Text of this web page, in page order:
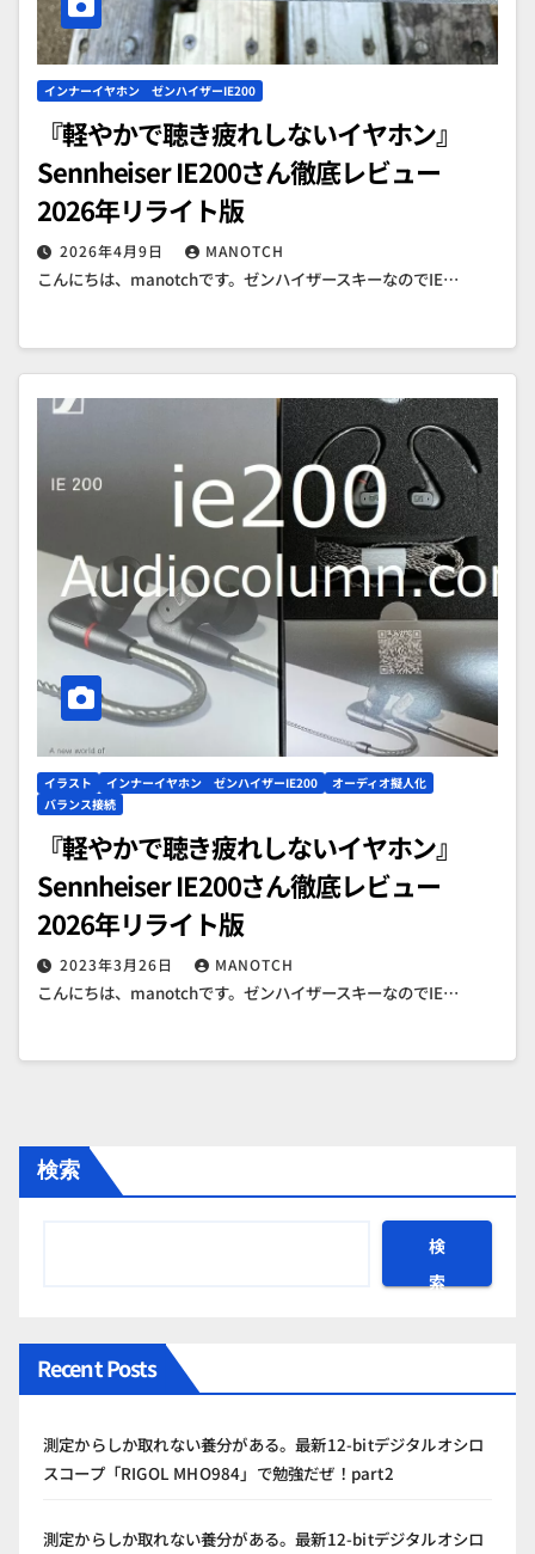
インナーイヤホン ゼンハイザーIE200
『軽やかで聴き疲れしないイヤホン』
Sennheiser IE200さん徹底レビュー
2026年リライト版
2026年4月9日 MANOTCH
こんにちは、manotchです。ゼンハイザースキーなのでIE…
イラスト インナーイヤホン ゼンハイザーIE200
オーディオ擬人化
バランス接続
『軽やかで聴き疲れしないイヤホン』
Sennheiser IE200さん徹底レビュー
2026年リライト版
2023年3月26日 MANOTCH
こんにちは、manotchです。ゼンハイザースキーなのでIE…
検索
検
索
Recent Posts
測定からしか取れない養分がある。最新12-bitデジタルオシロ
スコープ「RIGOL MHO984」で勉強だぜ！part2
測定からしか取れない養分がある。最新12-bitデジタルオシロ